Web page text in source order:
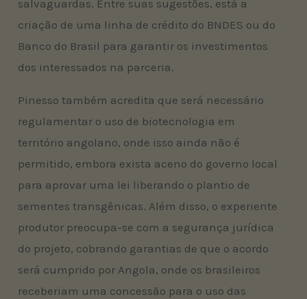
salvaguardas. Entre suas sugestões, está a
criação de uma linha de crédito do BNDES ou do
Banco do Brasil para garantir os investimentos
dos interessados na parceria.
Pinesso também acredita que será necessário
regulamentar o uso de biotecnologia em
território angolano, onde isso ainda não é
permitido, embora exista aceno do governo local
para aprovar uma lei liberando o plantio de
sementes transgênicas. Além disso, o experiente
produtor preocupa-se com a segurança jurídica
do projeto, cobrando garantias de que o acordo
será cumprido por Angola, onde os brasileiros
receberiam uma concessão para o uso das